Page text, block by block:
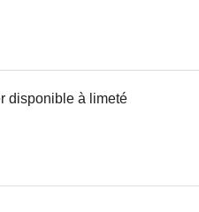
disponible à limeté